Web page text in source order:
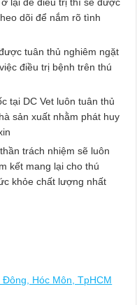
dõi để nắm rõ tình
tuân thủ nghiêm ngặt
điều trị bệnh trên thú
tại DC Vet luôn tuân thủ
sản xuất nhằm phát huy
trách nhiệm sẽ luôn
kết mang lại cho thú
khỏe chất lượng nhất
Hóc Môn, TpHCM